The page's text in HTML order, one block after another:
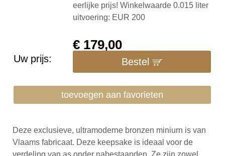
eerlijke prijs! Winkelwaarde 0.015 liter
uitvoering: EUR 200
Uw prijs:
€ 179,00
Bestel
toevoegen aan favorieten
Deze exclusieve, ultramoderne bronzen miniurn is van
Vlaams fabricaat. Deze keepsake is ideaal voor de
verdeling van as onder nabestaanden. Ze zijn zowel